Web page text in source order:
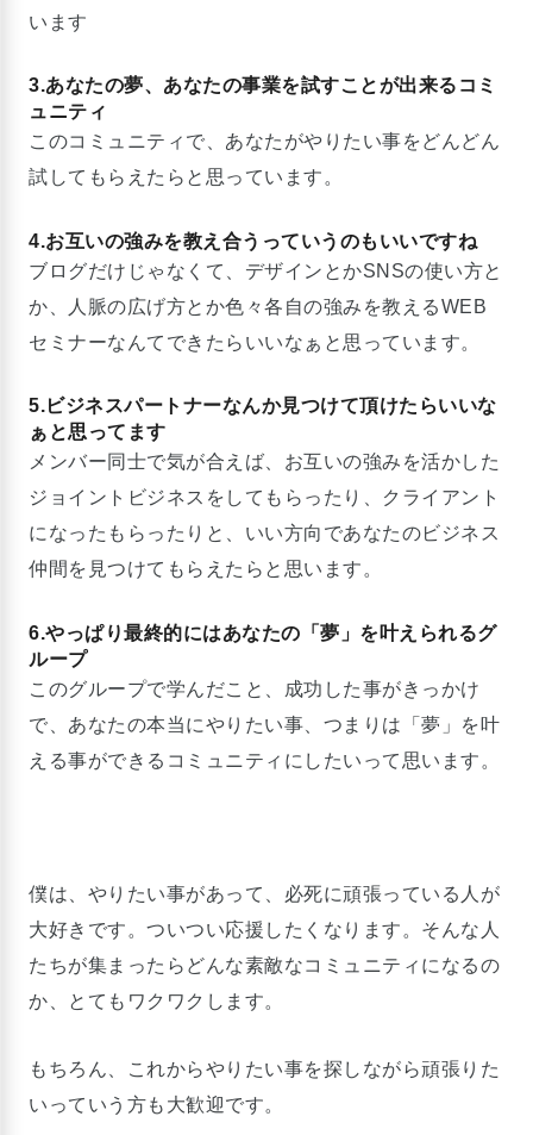
います
3.あなたの夢、あなたの事業を試すことが出来るコミ
ュニティ
このコミュニティで、あなたがやりたい事をどんどん
試してもらえたらと思っています。
4.お互いの強みを教え合うっていうのもいいですね
ブログだけじゃなくて、デザインとかSNSの使い方と
か、人脈の広げ方とか色々各自の強みを教えるWEB
セミナーなんてできたらいいなぁと思っています。
5.ビジネスパートナーなんか見つけて頂けたらいいな
ぁと思ってます
メンバー同士で気が合えば、お互いの強みを活かした
ジョイントビジネスをしてもらったり、クライアント
になったもらったりと、いい方向であなたのビジネス
仲間を見つけてもらえたらと思います。
6.やっぱり最終的にはあなたの「夢」を叶えられるグ
ループ
このグループで学んだこと、成功した事がきっかけ
で、あなたの本当にやりたい事、つまりは「夢」を叶
える事ができるコミュニティにしたいって思います。
僕は、やりたい事があって、必死に頑張っている人が
大好きです。ついつい応援したくなります。そんな人
たちが集まったらどんな素敵なコミュニティになるの
か、とてもワクワクします。
もちろん、これからやりたい事を探しながら頑張りた
いっていう方も大歓迎です。